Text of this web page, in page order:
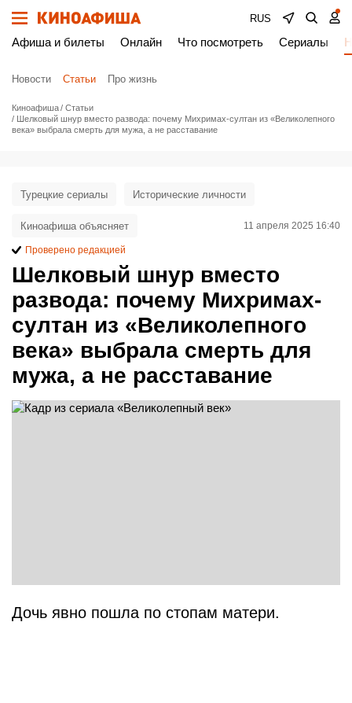
RUS
Афиша и билеты Онлайн Что посмотреть Сериалы
Новости Статьи Про жизнь
Киноафиша
Статьи
Шелковый шнур вместо развода: почему Михримах-султан из «Великолепного
века» выбрала смерть для мужа, а не расставание
Шелковый шнур вместо
развода: почему Михримах-
султан из «Великолепного
века» выбрала смерть для
мужа, а не расставание
Турецкие сериалы Исторические личности
Киноафиша объясняет 11 апреля 2025 16:40
Проверено редакцией
Дочь явно пошла по стопам матери.